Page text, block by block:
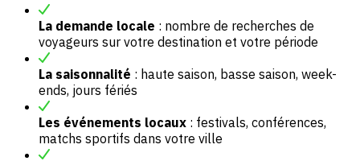
La demande locale : nombre de recherches de
voyageurs sur votre destination et votre période
La saisonnalité : haute saison, basse saison, week-
ends, jours fériés
Les événements locaux : festivals, conférences,
matchs sportifs dans votre ville